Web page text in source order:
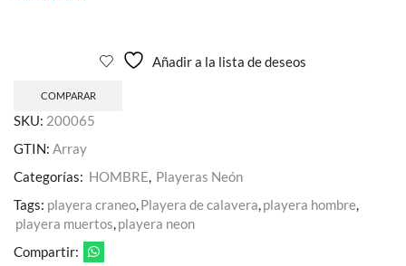
Añadir a la lista de deseos
COMPARAR
SKU: 200065
GTIN: Array
Categorías: HOMBRE, Playeras Neón
Tags: playera craneo,Playera de calavera,playera hombre,
playera muertos,playera neon
Compartir: